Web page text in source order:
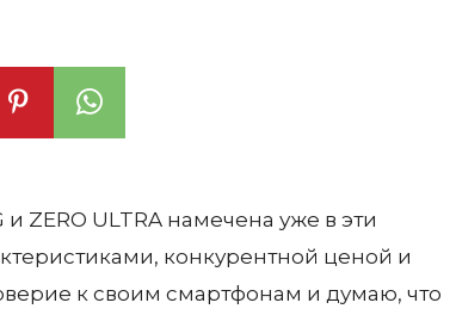
ZERO ULTRA намечена уже в эти
конкурентной ценой и
к своим смартфонам и думаю, что